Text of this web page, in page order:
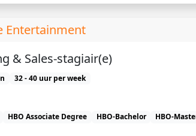
Entertainment
& Sales-stagiair(e)
32 - 40 uur per week
HBO Associate Degree HBO-Bachelor
HBO-